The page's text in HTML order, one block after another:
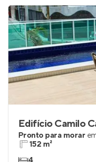
Edifício Camilo
Pronto para morar
152 m²
4